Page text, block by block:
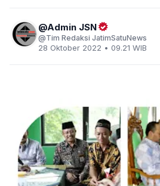
Admin JSN
Tim Redaksi JatimSatuNews
28 Oktober 2022 • 09.21 WIB